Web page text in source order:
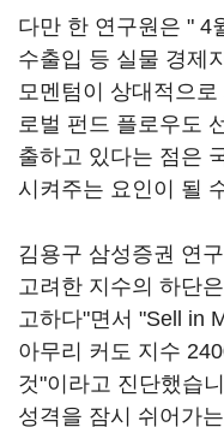
다만 한 연구원은 " 4
수출입 등 실물 경제
모멘텀이 상대적으
로벌 펀드 플로우도
출하고 있다는 점은
시켜주는 요인이 될
김용구 삼성증권 연
고려한 지수의 하단
고하다"면서 "Sell in
아무리 커도 지수
것"이라고 진단했습
성격을 잠시 쉬어가